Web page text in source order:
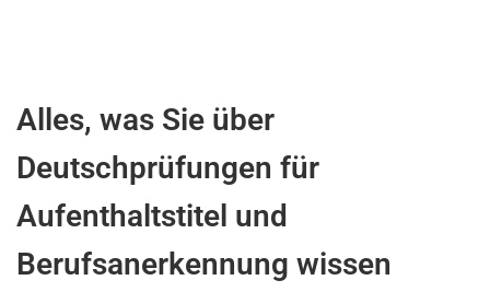
Alles, was Sie über
Deutschprüfungen für
Aufenthaltstitel und
Berufsanerkennung wissen